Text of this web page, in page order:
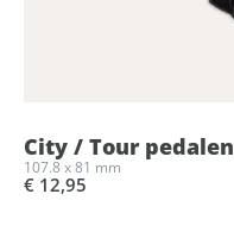
City / Tour pedalen
107.8 x 81 mm
€ 12,95